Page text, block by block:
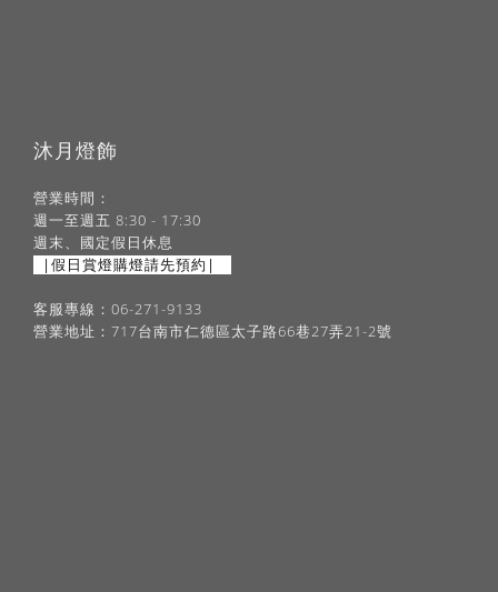
沐月燈飾
營業時間：
週一至週五 8:30 - 17:30
週末、國定假日休息
|假日賞燈購燈請先預約|
客服專線：06-271-9133
營業地址：717台南市仁德區太子路66巷27弄21-2號